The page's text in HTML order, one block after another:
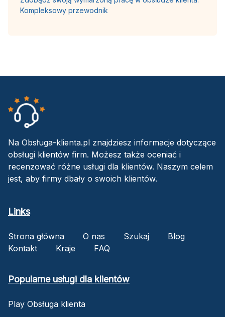
Kompleksowy przewodnik
Na Obsługa-klienta.pl znajdziesz informacje dotyczące
obsługi klientów firm. Możesz także oceniać i
recenzować różne usługi dla klientów. Naszym celem
jest, aby firmy dbały o swoich klientów.
Links
Strona główna O nas Szukaj
Blog
Kontakt
Kraje FAQ
Popularne usługi dla klientów
Play Obsługa klienta